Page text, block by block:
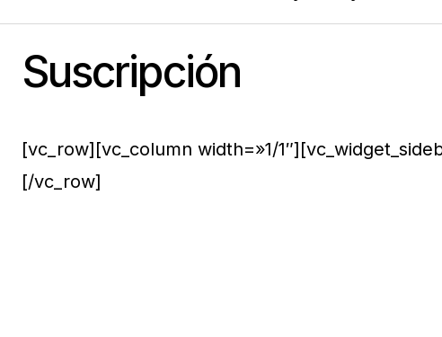
Suscripción
[vc_row][vc_column width=»1/
[/vc_row]